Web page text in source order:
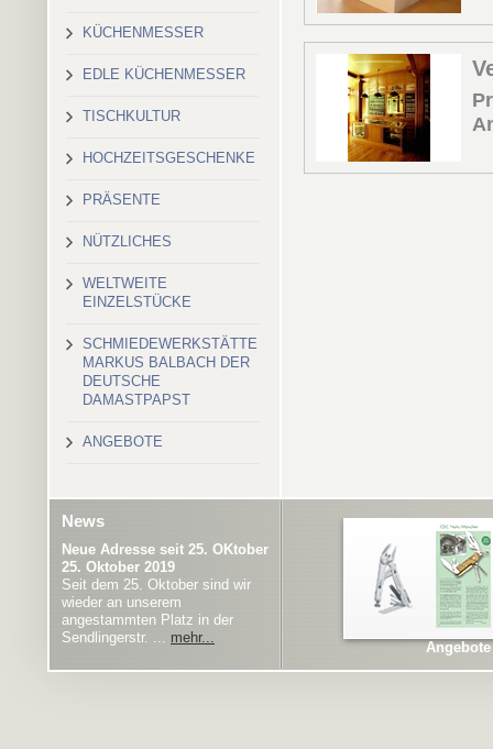
KÜCHENMESSER
EDLE KÜCHENMESSER
TISCHKULTUR
HOCHZEITSGESCHENKE
PRÄSENTE
NÜTZLICHES
WELTWEITE
EINZELSTÜCKE
SCHMIEDEWERKSTÄTTE
MARKUS BALBACH DER
DEUTSCHE
DAMASTPAPST
ANGEBOTE
News
Neue Adresse seit 25. OKtober
25. Oktober 2019
Seit dem 25. Oktober sind wir
wieder an unserem
angestammten Platz in der
Sendlingerstr. ... mehr...
Angebote